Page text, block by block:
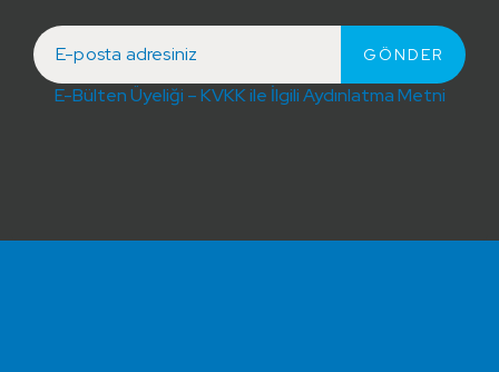
E-Bülten Üyeliği – KVKK ile İlgili Aydınlatma Metni